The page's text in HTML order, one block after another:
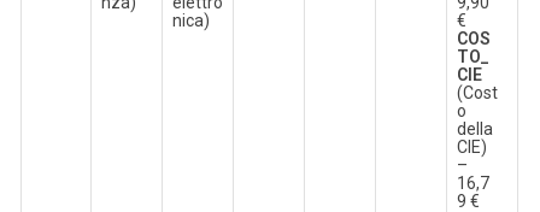
nica)
€
COS
TO_
CIE
(Cost
o
della
CIE)
–
16,7
9 €